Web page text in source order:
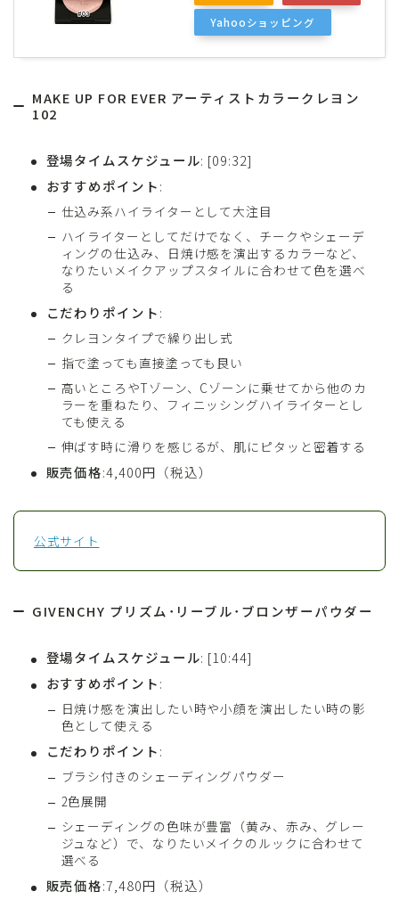
Yahooショッピング
MAKE UP FOR EVER アーティストカラークレヨン
102
登場タイムスケジュール: [09:32]
おすすめポイント:
仕込み系ハイライターとして大注目
ハイライターとしてだけでなく、チークやシェーデ
ィングの仕込み、日焼け感を演出するカラーなど、
なりたいメイクアップスタイルに合わせて色を選べ
る
こだわりポイント:
クレヨンタイプで繰り出し式
指で塗っても直接塗っても良い
高いところやTゾーン、Cゾーンに乗せてから他のカ
ラーを重ねたり、フィニッシングハイライターとし
ても使える
伸ばす時に滑りを感じるが、肌にピタッと密着する
販売価格:4,400円（税込）
公式サイト
GIVENCHY プリズム･リーブル･ブロンザーパウダー
登場タイムスケジュール: [10:44]
おすすめポイント:
日焼け感を演出したい時や小顔を演出したい時の影
色として使える
こだわりポイント:
ブラシ付きのシェーディングパウダー
2色展開
シェーディングの色味が豊富（黄み、赤み、グレー
ジュなど）で、なりたいメイクのルックに合わせて
選べる
販売価格:7,480円（税込）